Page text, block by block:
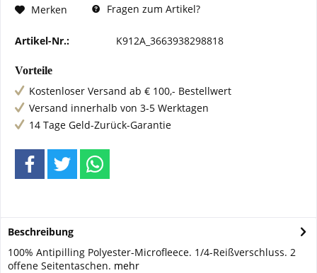
Merken Fragen zum Artikel?
Artikel-Nr.: K912A_3663938298818
Vorteile
Kostenloser Versand ab € 100,- Bestellwert
Versand innerhalb von 3-5 Werktagen
14 Tage Geld-Zurück-Garantie
Beschreibung
100% Antipilling Polyester-Microfleece. 1/4-Reißverschluss. 2
offene Seitentaschen. mehr